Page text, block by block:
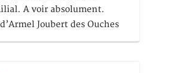
A voir absolument.
Joubert des Ouches